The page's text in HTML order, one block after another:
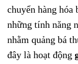
chuyển hàng
những tính năng
nhằm quảng bá
đây là hoạt động